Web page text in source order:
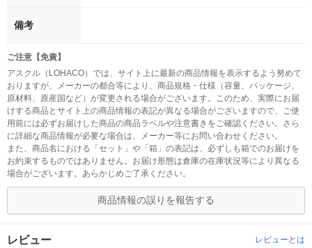
備考
ご注意【免責】
アスクル（LOHACO）では、サイト上に最新の商品情報を表示するよう努めて
おりますが、メーカーの都合等により、商品規格・仕様（容量、パッケージ、
原材料、原産国など）が変更される場合がございます。このため、実際にお届
けする商品とサイト上の商品情報の表記が異なる場合がございますので、ご使
用前には必ずお届けした商品の商品ラベルや注意書きをご確認ください。さら
に詳細な商品情報が必要な場合は、メーカー等にお問い合わせください。
また、商品名における「セット」や「箱」の表記は、必ずしも箱でのお届けを
お約束するものではありません。お届け形態は倉庫の在庫状況等により異なる
場合がございます。あらかじめご了承ください。
商品情報の誤りを報告する
レビュー レビューとは